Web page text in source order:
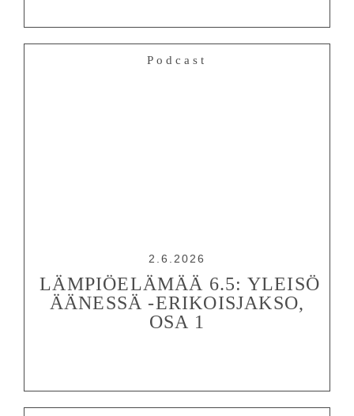
Podcast
2.6.2026
LÄMPIÖELÄMÄÄ 6.5: YLEISÖ
ÄÄNESSÄ -ERIKOISJAKSO,
OSA 1